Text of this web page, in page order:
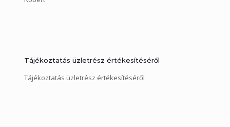
Tájékoztatás üzletrész értékesítéséről
Tájékoztatás üzletrész értékesítéséről